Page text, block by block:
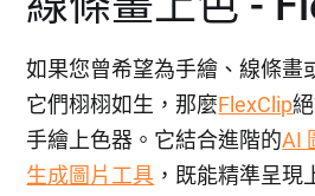
如果您曾希望為手繪、線條畫
它們栩栩如生，那麼FlexClip
手繪上色器。它結合進階的AI
生成圖片工具 ，既能精準呈